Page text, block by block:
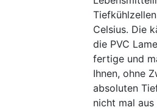
Celsius. Die
die PVC
fertige und
Ihnen, ohne
absoluten
nicht mal